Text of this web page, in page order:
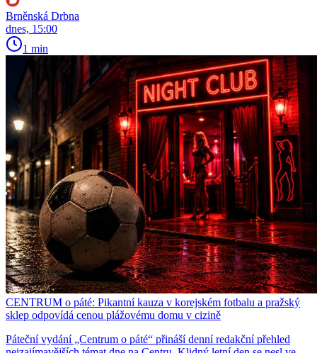
Brněnská Drbna
dnes, 15:00
1 min
CENTRUM o páté: Pikantní kauza v korejském fotbalu a pražský
sklep odpovídá cenou plážovému domu v cizině
Páteční vydání „Centrum o páté“ přináší denní redakční přehled